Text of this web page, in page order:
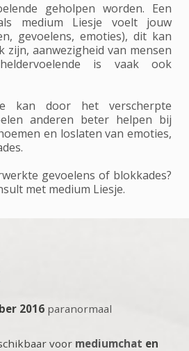
geholpen worden. Een
medium Liesje voelt jouw
gevoelens, emoties), dit kan
zijn, aanwezigheid van mensen
is vaak ook
kan door het verscherpte
anderen beter helpen bij
en loslaten van emoties,
gevoelens of blokkades?
met medium Liesje.
2016 paranormaal
voor mediumchat en